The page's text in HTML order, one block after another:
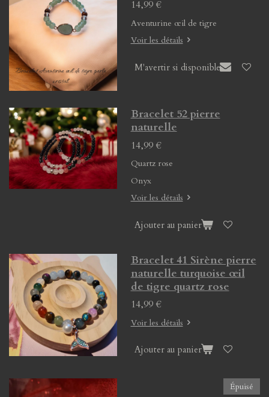
14,99 €
Aventurine œil de tigre
Voir les détails
M'avertir si disponible
Bracelet 52 pierre
naturelle
14,99 €
Quartz rose
Onyx
Voir les détails
Ajouter au panier
Bracelet 41 Sirène pierre
naturelle turquoise œil
de tigre quartz rose
14,99 €
Voir les détails
Ajouter au panier
Épuisé